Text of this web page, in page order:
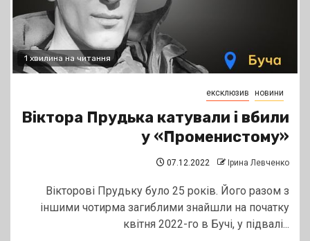
1 хвилина на читання
ексклюзив новини
Віктора Прудька катували і вбили
у «Променистому»
07.12.2022 Ірина Левченко
Вікторові Прудьку було 25 років. Його разом з
іншими чотирма загиблими знайшли на початку
квітня 2022-го в Бучі, у підвалі...